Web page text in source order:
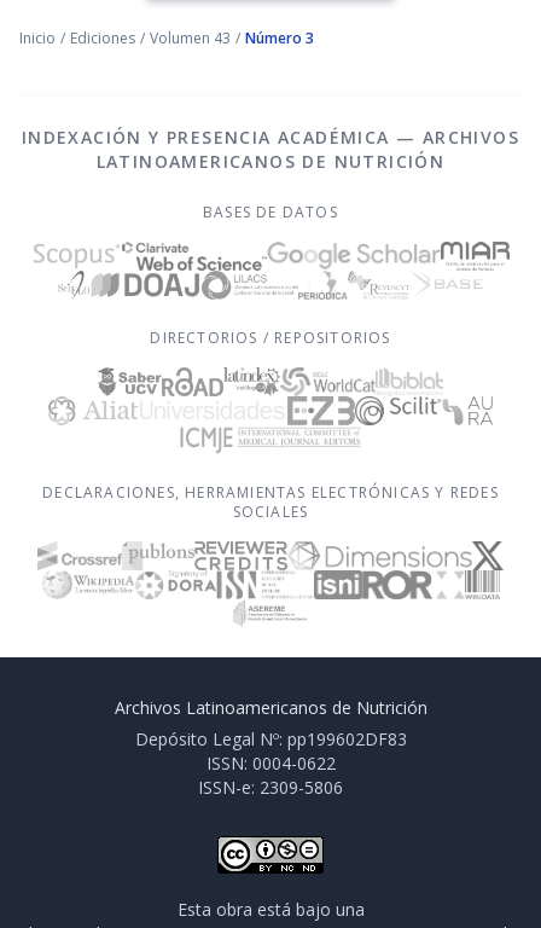
Inicio / Ediciones / Volumen 43 / Número 3
INDEXACIÓN Y PRESENCIA ACADÉMICA — ARCHIVOS
LATINOAMERICANOS DE NUTRICIÓN
BASES DE DATOS
DIRECTORIOS / REPOSITORIOS
DECLARACIONES, HERRAMIENTAS ELECTRÓNICAS Y REDES
SOCIALES
Archivos Latinoamericanos de Nutrición
Depósito Legal Nº: pp199602DF83
ISSN: 0004-0622
ISSN-e: 2309-5806
Esta obra está bajo una